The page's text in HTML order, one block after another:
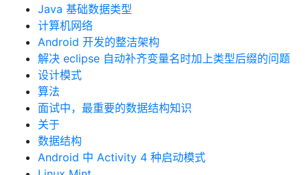
Java 基础数据类型
计算机网络
Android 开发的整洁架构
解决 eclipse 自动补齐变量名时加上类型后缀的问题
设计模式
算法
面试中，最重要的数据结构知识
关于
数据结构
Android 中 Activity 4 种启动模式